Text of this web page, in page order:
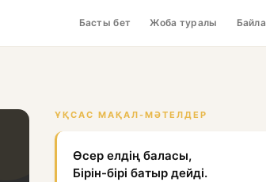
Басты бет Жоба туралы
ҰҚСАС МАҚАЛ-МӘТЕЛДЕР
Өсер елдің баласы,
Бірін-бірі батыр дейді.